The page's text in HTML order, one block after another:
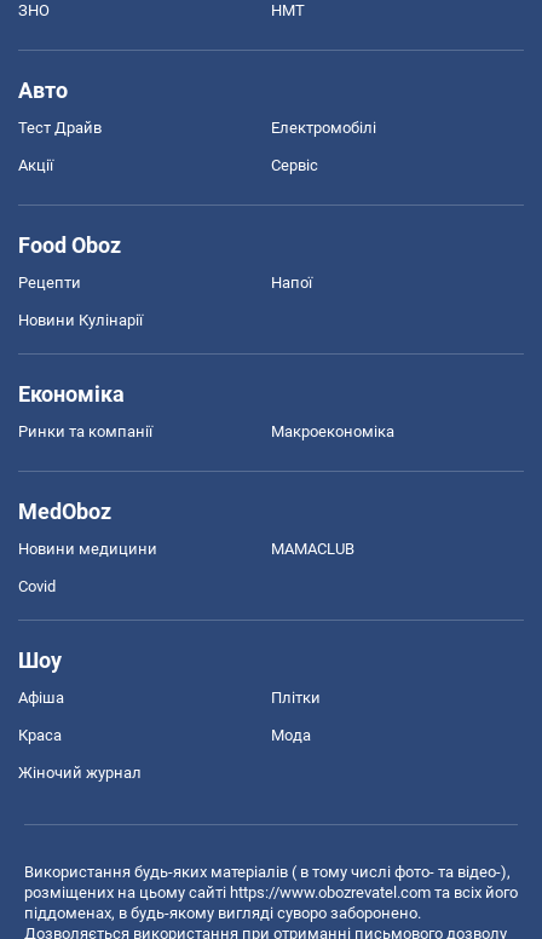
ЗНО НМТ
Авто
Тест Драйв Електромобілі
Акції Сервіс
Food Oboz
Рецепти Напої
Новини Кулінарії
Економіка
Ринки та компанії Макроекономіка
MedOboz
Новини медицини MAMACLUB
Covid
Шоу
Афіша Плітки
Краса Мода
Жіночий журнал
Використання будь-яких матеріалів ( в тому числі фото- та відео-),
розміщених на цьому сайті https://www.obozrevatel.com та всіх його
піддоменах, в будь-якому вигляді суворо заборонено.
Дозволяється використання при отриманні письмового дозволу